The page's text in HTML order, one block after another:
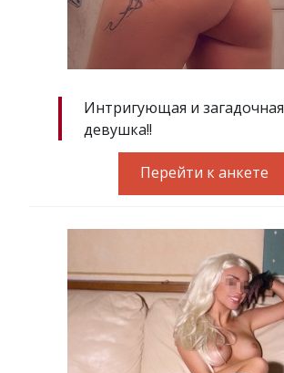
Интригующая и загадочная
девушка!!
Перейти к анкете